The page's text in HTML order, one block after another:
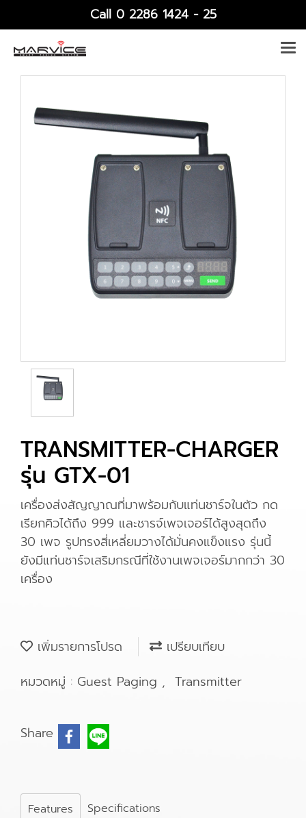
Call 0 2286 1424 - 25
TRANSMITTER-CHARGER
รุ่น GTX-01
เครื่องส่งสัญญาณที่มาพร้อมกับแท่นชาร์จในตัว กด
เรียกคิวได้ถึง 999 และชารจ์เพจเจอร์ได้สูงสุดถึง
30 เพจ รูปทรงสี่เหลี่ยมวางได้มั่นคงแข็งแรง รุ่นนี้
ยังมีแท่นชาร์จเสริมกรณีที่ใช้งานเพจเจอร์มากกว่า 30
เครื่อง
เพิ่มรายการโปรด
เปรียบเทียบ
หมวดหมู่ : Guest Paging , Transmitter
Share
Features Specifications